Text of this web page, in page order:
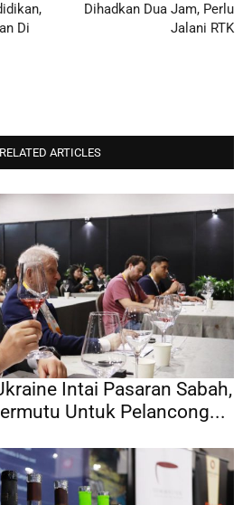
Di
Dihadkan Dua Jam, Perlu
Jalani RTK
RELATED ARTICLES
Intai Pasaran Sabah,
Untuk Pelancong...